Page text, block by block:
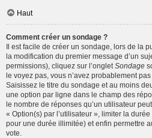
Haut
Comment créer un sondage ?
Il est facile de créer un sondage, lors de la
la modification du premier message d’un
permissions), cliquez sur l’onglet Sondage
le voyez pas, vous n’avez probablement
Saisissez le titre du sondage et au moins
une option par ligne dans le champ des
le nombre de réponses qu’un utilisateur
« Option(s) par l’utilisateur », limiter la
pour une durée illimitée) et enfin permettre
vote.